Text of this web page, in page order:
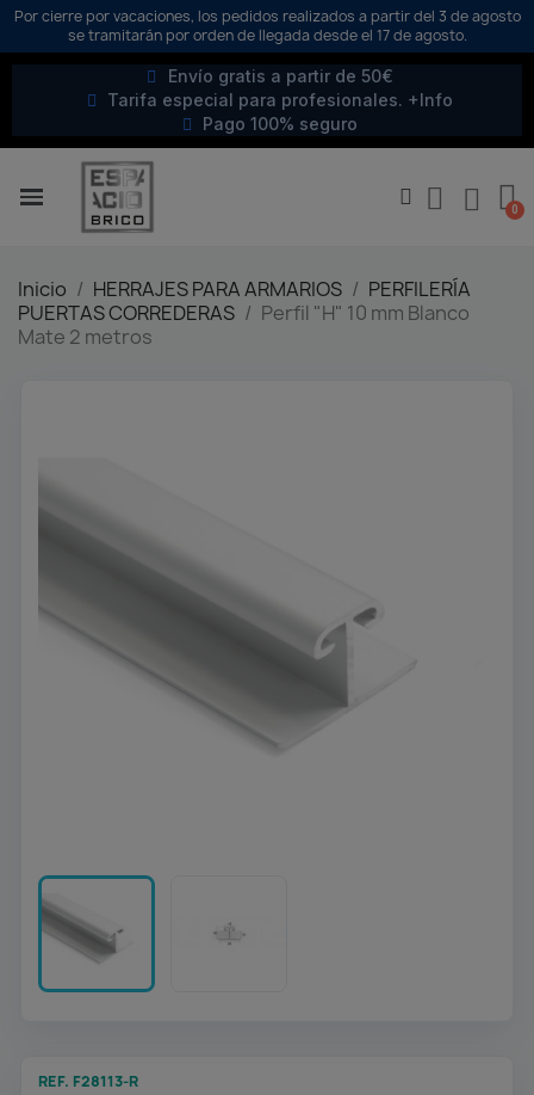
Por cierre por vacaciones, los pedidos realizados a partir del 3 de agosto
se tramitarán por orden de llegada desde el 17 de agosto.
Envío gratis a partir de 50€
Tarifa especial para profesionales. +Info
Pago 100% seguro
Inicio HERRAJES PARA ARMARIOS
PERFILERÍA
PUERTAS CORREDERAS
Perfil "H" 10 mm Blanco
Mate 2 metros
REF. F28113-R